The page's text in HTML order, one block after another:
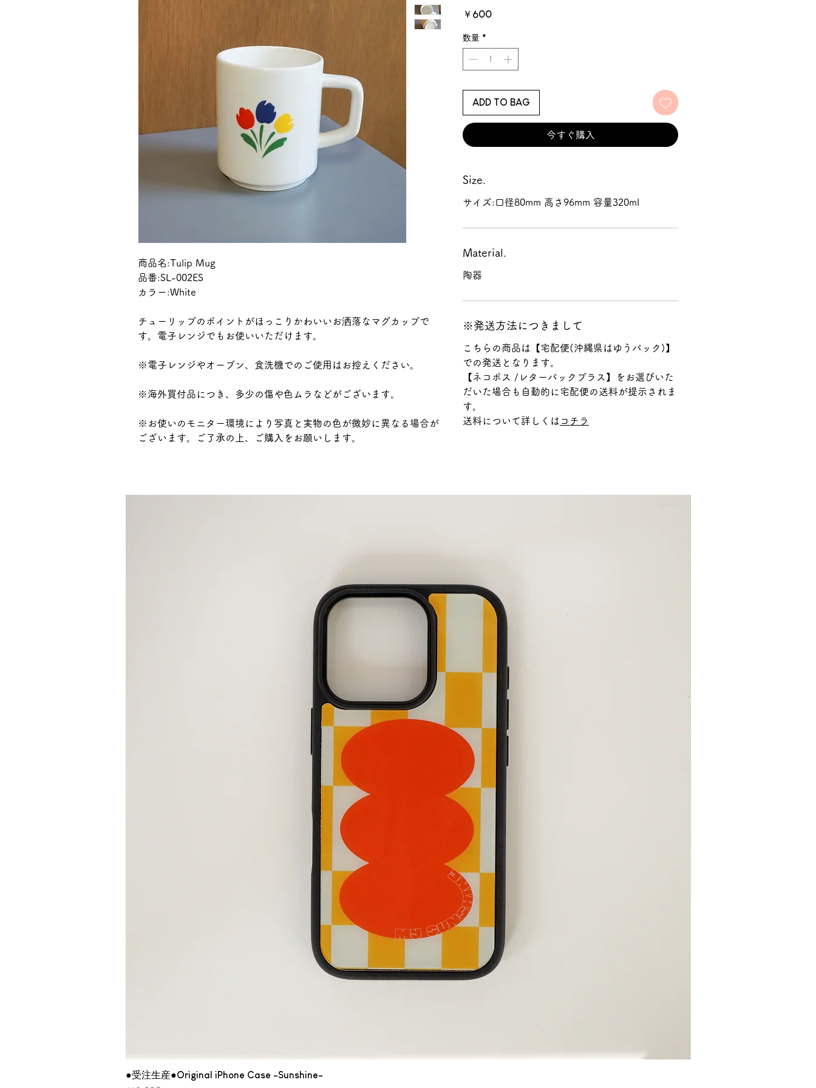
商品名:Tulip Mug
品番:SL-002ES
カラー:White
チューリップのポイントがほっこりかわいいお洒落なマグカップで
す。電子レンジでもお使いいただけます。
※電子レンジやオーブン、食洗機でのご使用はお控えください。
※海外買付品につき、多少の傷や色ムラなどがございます。
※お使いのモニター環境により写真と実物の色が微妙に異なる場合が
ございます。ご了承の上、ご購入をお願いします。
￥600価
数量 *
ADD TO BAG
今すぐ購入
Size.
サイズ:口径80mm 高さ96mm 容量320ml
Material.
陶器
※発送方法につきまして
こちらの商品は【宅配便(沖縄県はゆうパック)】
での発送となります。
【ネコポス /レターパックプラス】をお選びいた
だいた場合も自動的に宅配便の送料が提示されま
す。
送料について詳しくは コチラ
●受注生産●Original iPhone Case -Sunshine-